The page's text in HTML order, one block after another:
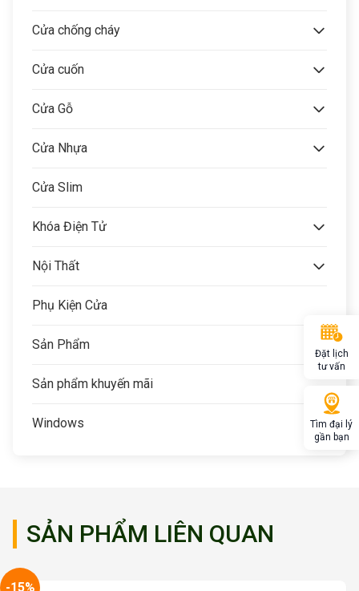
Cửa chống cháy
Cửa cuốn
Cửa Gỗ
Cửa Nhựa
Cửa Slim
Khóa Điện Tử
Nội Thất
Phụ Kiện Cửa
Sản Phẩm
Sản phẩm khuyến mãi
Windows
SẢN PHẨM LIÊN QUAN
-15%
Đặt lịch
tư vấn
Tìm đại lý
gần bạn